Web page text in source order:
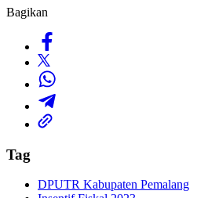
Bagikan
Tag
DPUTR Kabupaten Pemalang